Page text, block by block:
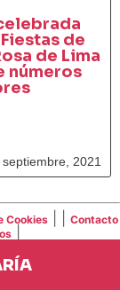
de
de Lima
números
septiembre, 2021
Cookies Contacto
|